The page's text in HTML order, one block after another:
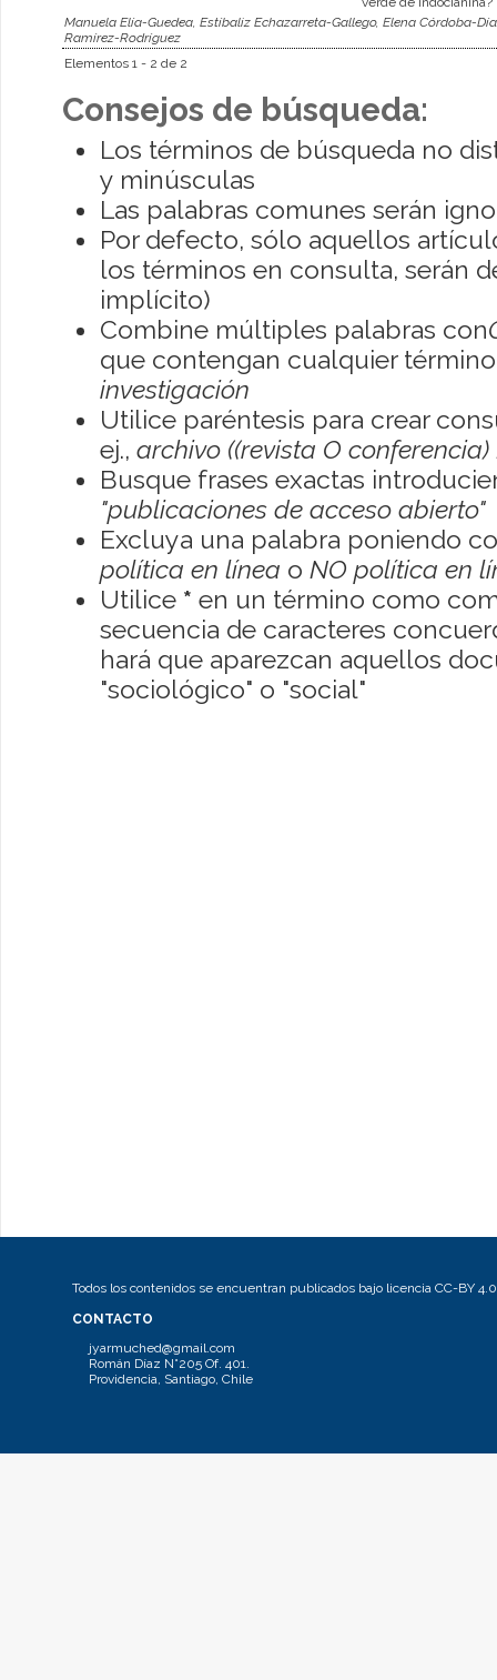
Manuela Elía-Guedea, Estíbaliz Echazarreta-Gallego, Elena Córdoba-
Ramírez-Rodríguez
Elementos 1 - 2 de 2
Consejos de búsqueda:
Los términos de búsqueda no
y minúsculas
Las palabras comunes serán
Por defecto, sólo aquellos
los términos en consulta, serán
implícito)
Combine múltiples palabras con
que contengan cualquier
investigación
Utilice paréntesis para crear
ej., archivo ((revista O conferencia)
Busque frases exactas
"publicaciones de acceso abierto"
Excluya una palabra poniendo
política en línea o NO política en
Utilice * en un término como
secuencia de caracteres
hará que aparezcan aquellos
"sociológico" o "social"
Todos los contenidos se encuentran publicados bajo licencia CC-BY 4.0
CONTACTO
jyarmuched@gmail.com
Román Díaz N°205 Of. 401.
Providencia, Santiago, Chile